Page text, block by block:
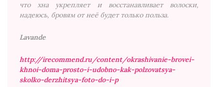
что хна укрепляет и восстанавливает волоски,
надеюсь, бровям от неё будет только польза.
Lavande
http://irecommend.ru/content/okrashivanie-brovei-
khnoi-doma-prosto-i-udobno-kak-polzovatsya-
skolko-derzhitsya-foto-do-i-p